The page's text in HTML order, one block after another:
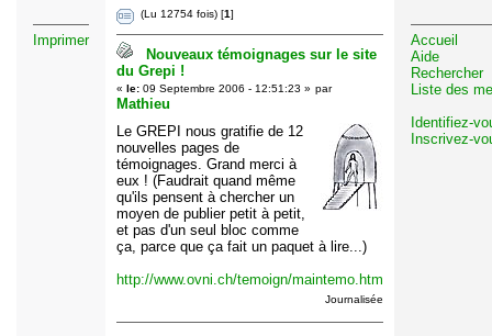
Imprimer
(Lu 12754 fois) [1]
Nouveaux témoignages sur le site
du Grepi !
« le: 09 Septembre 2006 - 12:51:23 » par
Mathieu
Le GREPI nous gratifie de 12
nouvelles pages de
témoignages. Grand merci à
eux ! (Faudrait quand même
qu'ils pensent à chercher un
moyen de publier petit à petit,
et pas d'un seul bloc comme
ça, parce que ça fait un paquet à lire...)
http://www.ovni.ch/temoign/maintemo.htm
Journalisée
Accueil
Aide
Rechercher
Liste des
Identifiez-
Inscrivez-